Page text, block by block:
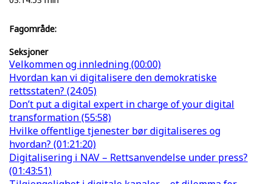
Fagområde:
Seksjoner
Velkommen og innledning (00:00)
Hvordan kan vi digitalisere den demokratiske
rettsstaten? (24:05)
Don’t put a digital expert in charge of your digital
transformation (55:58)
Hvilke offentlige tjenester bør digitaliseres og
hvordan? (01:21:20)
Digitalisering i NAV – Rettsanvendelse under press?
(01:43:51)